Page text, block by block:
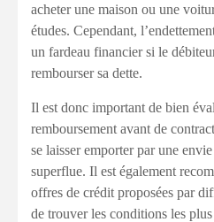
acheter une maison ou une
études. Cependant,
un fardeau financier si le
rembourser sa dette.
Il est donc important de bien
remboursement avant de
se laisser emporter par une
superflue. Il est également
offres de crédit proposées par
de trouver les conditions les